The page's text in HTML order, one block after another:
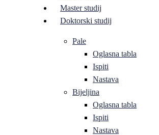
Master studij
Doktorski studij
Pale
Oglasna tabla
Ispiti
Nastava
Bijeljina
Oglasna tabla
Ispiti
Nastava